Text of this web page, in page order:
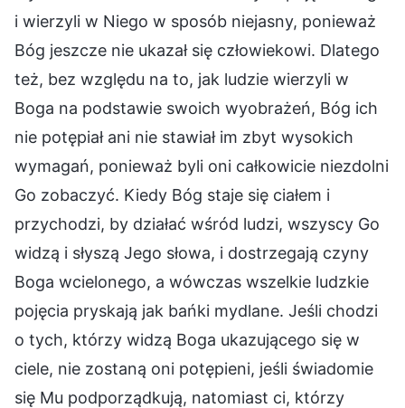
i wierzyli w Niego w sposób niejasny, ponieważ
Bóg jeszcze nie ukazał się człowiekowi. Dlatego
też, bez względu na to, jak ludzie wierzyli w
Boga na podstawie swoich wyobrażeń, Bóg ich
nie potępiał ani nie stawiał im zbyt wysokich
wymagań, ponieważ byli oni całkowicie niezdolni
Go zobaczyć. Kiedy Bóg staje się ciałem i
przychodzi, by działać wśród ludzi, wszyscy Go
widzą i słyszą Jego słowa, i dostrzegają czyny
Boga wcielonego, a wówczas wszelkie ludzkie
pojęcia pryskają jak bańki mydlane. Jeśli chodzi
o tych, którzy widzą Boga ukazującego się w
ciele, nie zostaną oni potępieni, jeśli świadomie
się Mu podporządkują, natomiast ci, którzy